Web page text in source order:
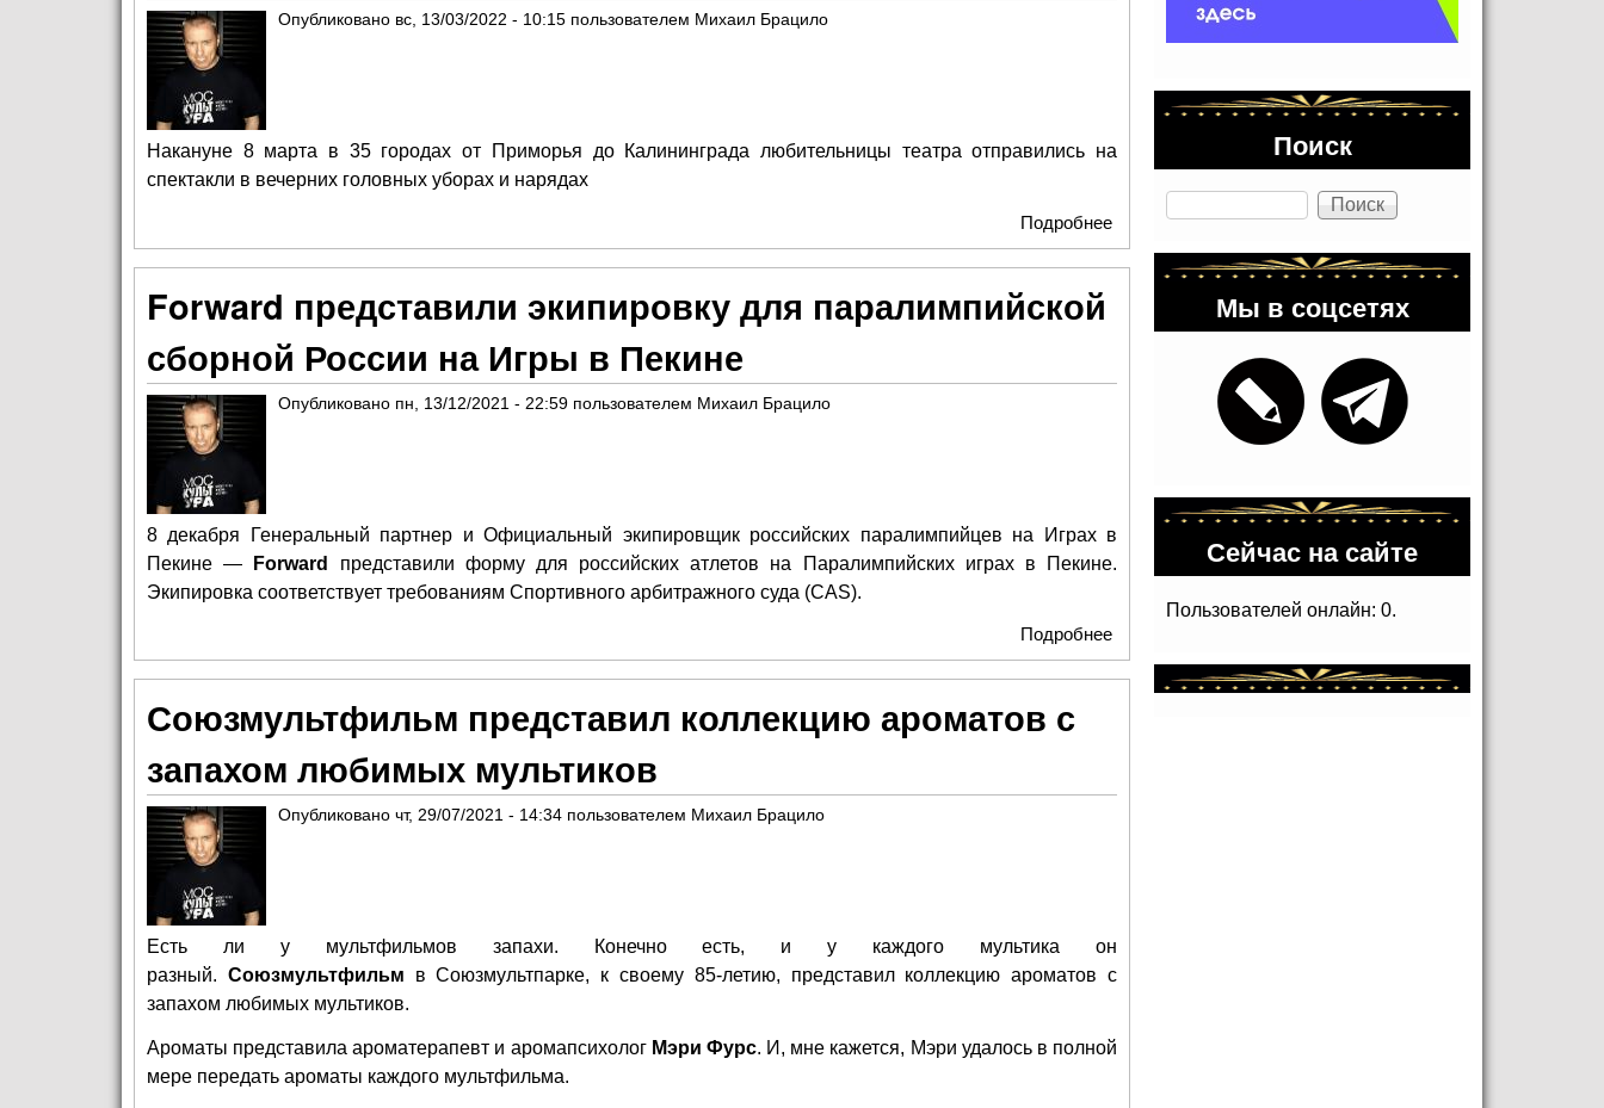
Опубликовано вс, 13/03/2022 - 10:15 пользователем Михаил Брацило
Накануне 8 марта в 35 городах от Приморья до Калининграда любительницы театра отправились на
спектакли в вечерних головных уборах и нарядах
Подробнее о В ЧЕСТЬ 8 МАРТА ПО ВСЕЙ РОССИИ ПРОШЛА
АКЦИЯ «КРАСИВЫЙ ВЫХОД»
Forward представили экипировку для паралимпийской
сборной России на Игры в Пекине
Опубликовано пн, 13/12/2021 - 22:59 пользователем Михаил Брацило
8 декабря Генеральный партнер и Официальный экипировщик российских паралимпийцев на Играх в
Пекине —
Forward
представили форму для российских атлетов на Паралимпийских играх в Пекине.
Экипировка соответствует требованиям Спортивного арбитражного суда (CAS).
Подробнее
сборной России на Игры в Пекине
Союзмультфильм представил коллекцию ароматов с
запахом любимых мультиков
Опубликовано чт, 29/07/2021 - 14:34 пользователем Михаил Брацило
Есть ли у мультфильмов запахи. Конечно есть, и у каждого мультика он
разный. Союзмультфильм вСоюзмультпарке, к своему 85-летию, представил коллекцию ароматов с
запахом любимых мультиков.
Ароматы представила ароматерапевт и аромапсихолог Мэри Фурс. И, мне кажется, Мэри удалось в полной
мере передать ароматы каждого мультфильма.
Поиск
Поиск
Мы в соцсетях
Сейчас на сайте
Пользователей онлайн: 0.